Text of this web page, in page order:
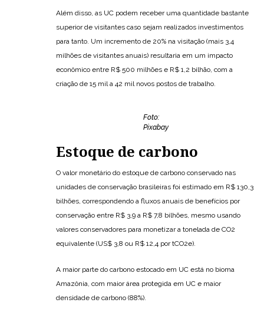
Além disso, as UC podem receber uma quantidade bastante
superior de visitantes caso sejam realizados investimentos
para tanto. Um incremento de 20% na visitação (mais 3,4
milhões de visitantes anuais) resultaria em um impacto
econômico entre R$ 500 milhões e R$ 1,2 bilhão, com a
criação de 15 mil a 42 mil novos postos de trabalho.
Foto:
Pixabay
Estoque de carbono
O valor monetário do estoque de carbono conservado nas
unidades de conservação brasileiras foi estimado em R$ 130,3
bilhões, correspondendo a fluxos anuais de benefícios por
conservação entre R$ 3,9 a R$ 7,8 bilhões, mesmo usando
valores conservadores para monetizar a tonelada de CO2
equivalente (US$ 3,8 ou R$ 12,4 por tCO2e).
A maior parte do carbono estocado em UC está no bioma
Amazônia, com maior área protegida em UC e maior
densidade de carbono (88%).